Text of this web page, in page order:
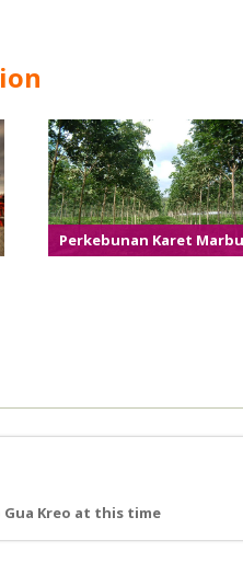
Perkebunan Karet
Kreo at this time